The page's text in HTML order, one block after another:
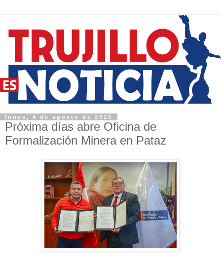
lunes, 4 de agosto de 2025
Próxima días abre Oficina de
Formalización Minera en Pataz